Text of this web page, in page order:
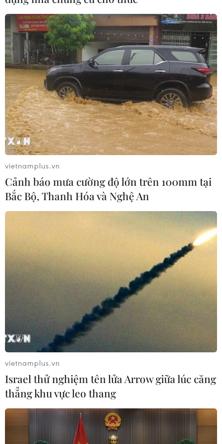
hoãn," đánh dấu bước chuyển đổi chính sách quan
trọng của quốc gia vốn theo đường lối trung lập.
vietnamplus.vn
Cảnh báo mưa cường độ lớn trên 100mm tại
Bắc Bộ, Thanh Hóa và Nghệ An
vietnamplus.vn
Israel thử nghiệm tên lửa Arrow giữa lúc căng
thẳng khu vực leo thang